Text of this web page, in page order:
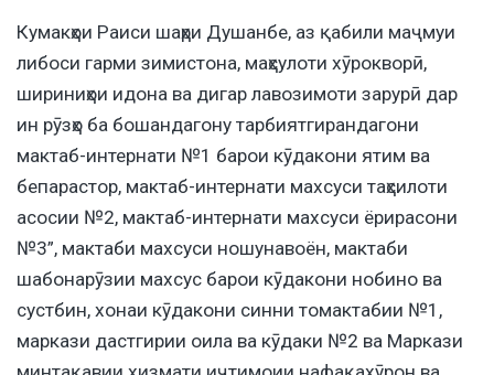
Кумакҳои Раиси шаҳри Душанбе, аз қабили маҷмуи
либоси гарми зимистона, маҳсулоти хӯрокворӣ,
шириниҳои идона ва дигар лавозимоти зарурӣ дар
ин рӯзҳо ба бошандагону тарбиятгирандагони
мактаб-интернати №1 барои кӯдакони ятим ва
бепарастор, мактаб-интернати махсуси таҳсилоти
асосии №2, мактаб-интернати махсуси ёрирасони
№3”, мактаби махсуси ношунавоён, мактаби
шабонарӯзии махсус барои кӯдакони нобино ва
сустбин, хонаи кӯдакони синни томактабии №1,
маркази дастгирии оила ва кӯдаки №2 ва Маркази